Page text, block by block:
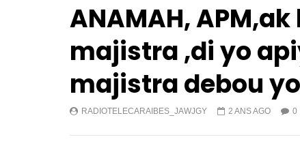
ANAMAH,
majistra ,di yo
majistra debou
RADIOTELECARAIBES_JAWJGY 2 ANS AGO 0